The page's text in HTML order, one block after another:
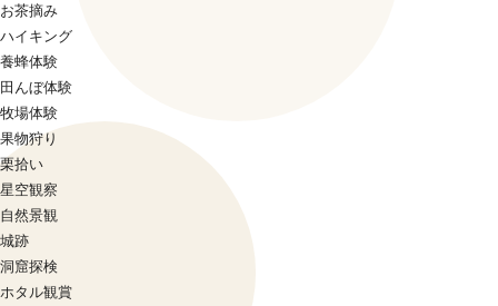
お茶摘み
ハイキング
養蜂体験
田んぼ体験
牧場体験
果物狩り
栗拾い
星空観察
自然景観
城跡
洞窟探検
ホタル観賞